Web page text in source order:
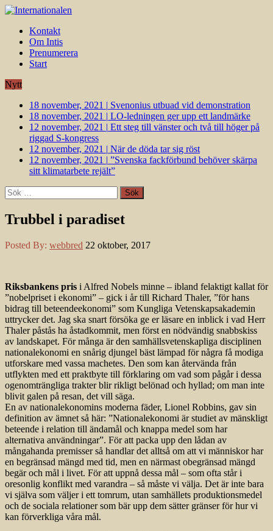
Kontakt
Om Intis
Prenumerera
Start
Nytt
18 november, 2021 | Svenonius utbuad vid demonstration
18 november, 2021 | LO-ledningen ger upp ett landmärke
12 november, 2021 | Ett steg till vänster och två till höger på
riggad S-kongress
12 november, 2021 | När de döda tar sig röst
12 november, 2021 | ”Svenska fackförbund behöver skärpa
sitt klimatarbete rejält”
Sök
efter:
Trubbel i paradiset
Posted By: webbred 22 oktober, 2017
Riksbankens pris i Alfred Nobels minne – ibland felaktigt kallat för
”nobelpriset i ekonomi” – gick i år till Richard Thaler, ”för hans
bidrag till beteendeekonomi” som Kungliga Vetenskapsakademin
uttrycker det. Jag ska snart försöka ge er läsare en inblick i vad Herr
Thaler påstås ha åstadkommit, men först en nödvändig snabbskiss
av landskapet. För många är den samhällsvetenskapliga disciplinen
nationalekonomi en snårig djungel bäst lämpad för några få modiga
utforskare med vassa machetes. Den som kan återvända från
utflykten med ett praktbyte till förklaring om vad som pågår i dessa
ogenomträngliga trakter blir rikligt belönad och hyllad; om man inte
blivit galen på resan, det vill säga.
En av nationalekonomins moderna fäder, Lionel Robbins, gav sin
definition av ämnet så här: ”Nationalekonomi är studiet av mänskligt
beteende i relation till ändamål och knappa medel som har
alternativa användningar”. För att packa upp den lådan av
mångahanda premisser så handlar det alltså om att vi människor har
en begränsad mängd med tid, men en närmast obegränsad mängd
begär och mål i livet. För att uppnå dessa mål – som ofta står i
oresonlig konflikt med varandra – så måste vi välja. Det är inte bara
vi själva som väljer i ett tomrum, utan samhällets produktionsmedel
och de sociala relationer som bär upp dem sätter gränser för hur vi
kan förverkliga våra mål.